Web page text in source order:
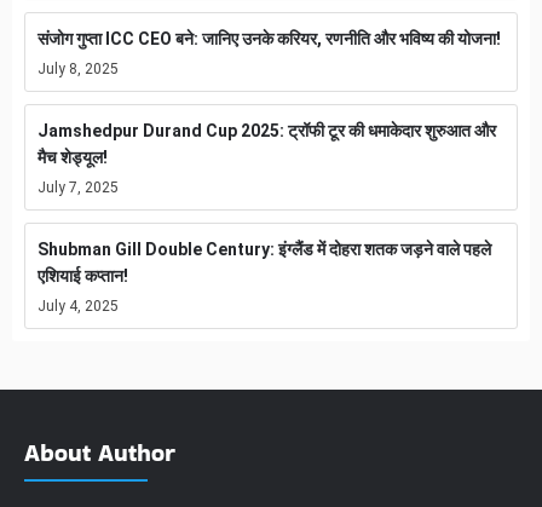
संजोग गुप्ता ICC CEO बने: जानिए उनके करियर, रणनीति और भविष्य की योजना!
July 8, 2025
Jamshedpur Durand Cup 2025: ट्रॉफी टूर की धमाकेदार शुरुआत और
मैच शेड्यूल!
July 7, 2025
Shubman Gill Double Century: इंग्लैंड में दोहरा शतक जड़ने वाले पहले
एशियाई कप्तान!
July 4, 2025
About Author